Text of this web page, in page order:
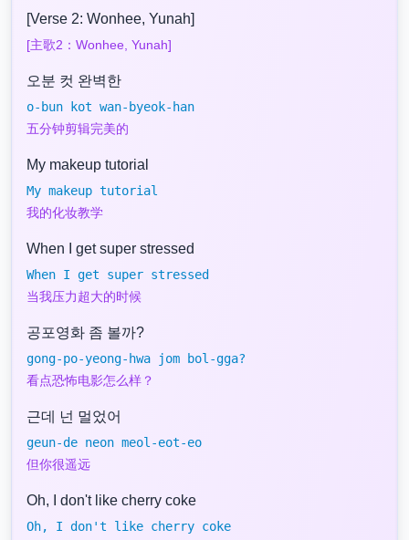
[Verse 2: Wonhee, Yunah]
[主歌2：Wonhee, Yunah]
오분 컷 완벽한
o-bun kot wan-byeok-han
五分钟剪辑完美的
My makeup tutorial
My makeup tutorial
我的化妆教学
When I get super stressed
When I get super stressed
当我压力超大的时候
공포영화 좀 볼까?
gong-po-yeong-hwa jom bol-gga?
看点恐怖电影怎么样？
근데 넌 멀었어
geun-de neon meol-eot-eo
但你很遥远
Oh, I don't like cherry coke
Oh, I don't like cherry coke